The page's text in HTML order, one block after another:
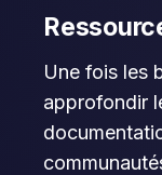
Une fois les
approfondir